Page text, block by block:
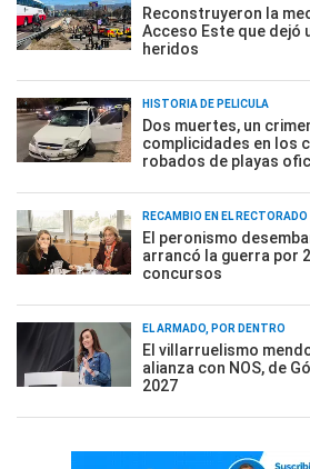
Reconstruyeron la
Acceso Este que dejó
heridos
HISTORIA DE PELÍCULA
Dos muertes, un
complicidades en los
robados de playas
RECAMBIO EN EL RECTORADO
El peronismo
arrancó la guerra por
concursos
EL ARMADO, POR DENTRO
El villarruelismo
alianza con NOS, de
2027